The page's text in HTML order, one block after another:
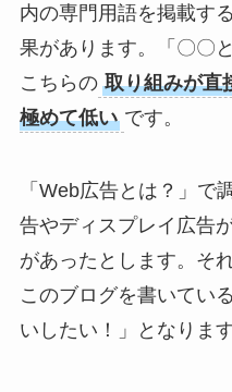
内の専門用語を掲載す
果があります。「〇〇
こちらの 取り組みが直
極めて低い です。
「Web広告とは？」で
告やディスプレイ広告
があったとします。そ
このブログを書いてい
いしたい！」となりま